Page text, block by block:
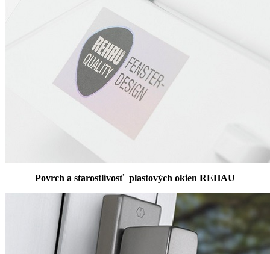
Povrch a starostlivosť plastových okien REHAU